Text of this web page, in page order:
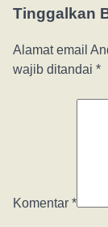
Tinggalkan
Alamat email
wajib ditandai *
Komentar *